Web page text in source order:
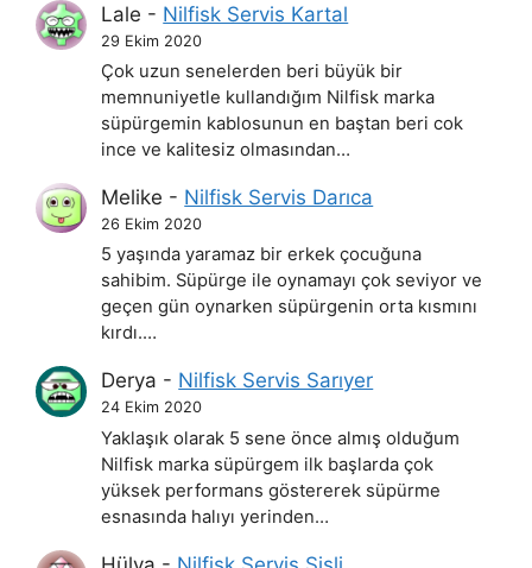
Lale - Nilfisk Servis Kartal
29 Ekim 2020
Çok uzun senelerden beri büyük bir
memnuniyetle kullandığım Nilfisk marka
süpürgemin kablosunun en baştan beri cok
ince ve kalitesiz olmasından…
Melike - Nilfisk Servis Darıca
26 Ekim 2020
5 yaşında yaramaz bir erkek çocuğuna
sahibim. Süpürge ile oynamayı çok seviyor ve
geçen gün oynarken süpürgenin orta kısmını
kırdı.…
Derya - Nilfisk Servis Sarıyer
24 Ekim 2020
Yaklaşık olarak 5 sene önce almış olduğum
Nilfisk marka süpürgem ilk başlarda çok
yüksek performans göstererek süpürme
esnasında halıyı yerinden…